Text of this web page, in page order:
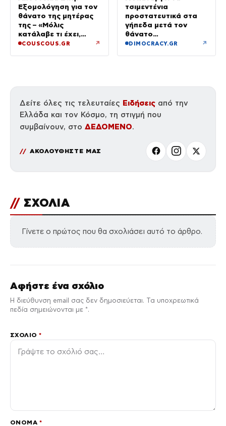
Εξομολόγηση για τον
θάνατο της μητέρας
της – «Μόλις
κατάλαβε τι έχει,
έφυγε»
COUSCOUS.GR ↗
τσιμεντένια
προστατευτικά στα
γήπεδα μετά τον
θάνατο
ποδοσφαιριστή
DIMOCRACY.GR ↗
Δείτε όλες τις τελευταίες Ειδήσεις από την
Ελλάδα και τον Κόσμο, τη στιγμή που
συμβαίνουν, στο ΔΕΔΟΜΕΝΟ.
ΑΚΟΛΟΥΘΗΣΤΕ ΜΑΣ
// ΣΧΟΛΙΑ
Γίνετε ο πρώτος που θα σχολιάσει αυτό το άρθρο.
Αφήστε ένα σχόλιο
Η διεύθυνση email σας δεν δημοσιεύεται. Τα υποχρεωτικά
πεδία σημειώνονται με *.
ΣΧΌΛΙΟ*
ΌΝΟΜΑ *